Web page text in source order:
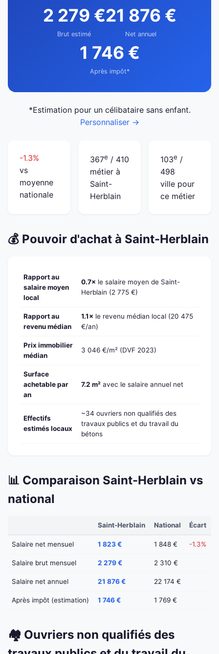
2 279 €
Brut estimé
21 876 €
Net annuel
1 746 €
Après impôt*
*Estimation pour un célibataire sans enfant.
Personnaliser →
-1.3%
vs
moyenne
nationale
367e / 410
métier à
Saint-
Herblain
103e /
498
ville pour
ce métier
💰 Pouvoir d'achat à Saint-Herblain
Rapport au
salaire moyen
local
0.7× le salaire moyen de Saint-
Herblain (2 775 €)
Rapport au
revenu médian
1.1× le revenu médian local (20 475
€/an)
Prix immobilier
médian
3 046 €/m² (DVF 2023)
Surface
achetable par
an
7.2 m² avec le salaire annuel net
Effectifs
estimés locaux
~34 ouvriers non qualifiés des
travaux publics et du travail du
bétons
📊 Comparaison Saint-Herblain vs
national
Saint-Herblain National Écart
Salaire net mensuel 1 823 € 1 848 € -1.3%
Salaire brut mensuel 2 279 € 2 310 €
Salaire net annuel 21 876 € 22 174 €
Après impôt (estimation) 1 746 € 1 769 €
🏘️ Ouvriers non qualifiés des